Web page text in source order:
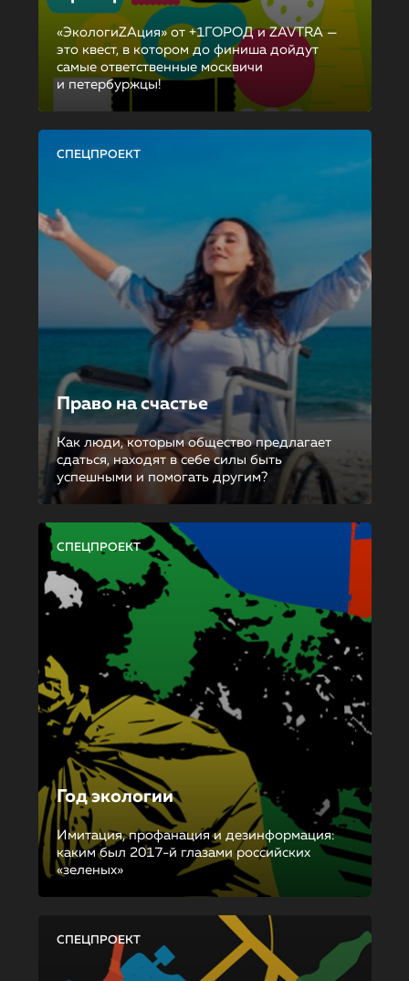
«ЭкологиZAция» от +1ГОРОД и ZAVTRA —
это квест, в котором до финиша дойдут
самые ответственные москвичи
и петербуржцы!
СПЕЦПРОЕКТ
Право на счастье
Как люди, которым общество предлагает
сдаться, находят в себе силы быть
успешными и помогать другим?
СПЕЦПРОЕКТ
Год экологии
Имитация, профанация и дезинформация:
каким был 2017-й глазами российских
«зеленых»
СПЕЦПРОЕКТ